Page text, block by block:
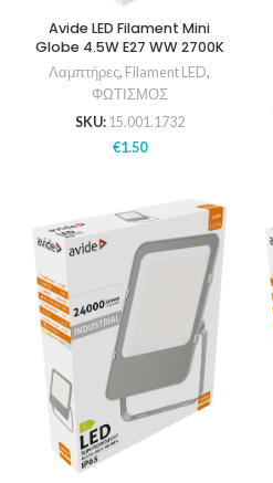
Avide LED Filament Mini
Globe 4.5W E27 WW 2700K
Λαμπτήρες, Filament LED,
ΦΩΤΙΣΜΟΣ
SKU: 15.001.1732
€1.50